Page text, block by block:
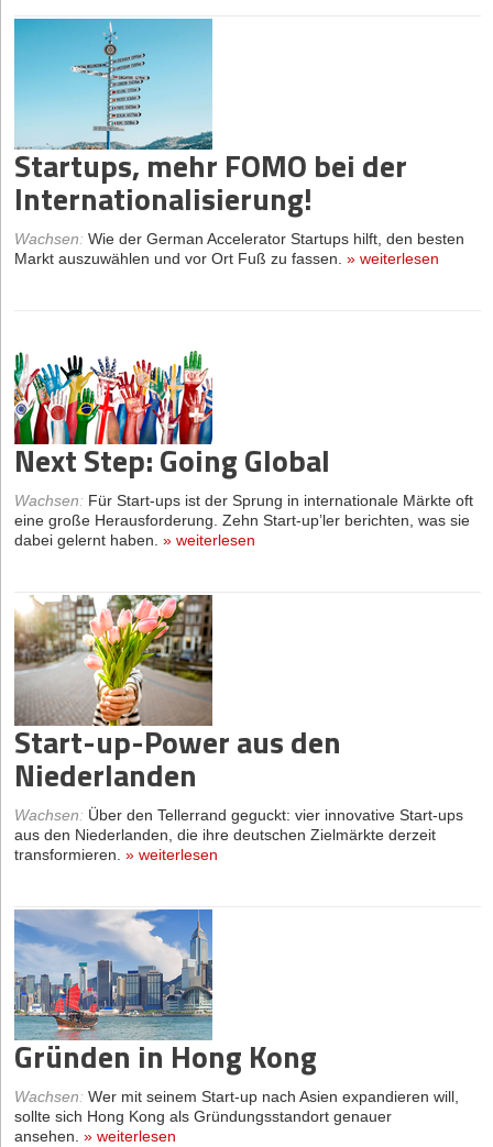
Startups, mehr FOMO bei der
Internationalisierung!
Wachsen: Wie der German Accelerator Startups hilft, den besten
Markt auszuwählen und vor Ort Fuß zu fassen. » weiterlesen
Next Step: Going Global
Wachsen: Für Start-ups ist der Sprung in internationale Märkte oft
eine große Herausforderung. Zehn Start-up’ler berichten, was sie
dabei gelernt haben. » weiterlesen
Start-up-Power aus den
Niederlanden
Wachsen: Über den Tellerrand geguckt: vier innovative Start-ups
aus den Niederlanden, die ihre deutschen Zielmärkte derzeit
transformieren. » weiterlesen
Gründen in Hong Kong
Wachsen: Wer mit seinem Start-up nach Asien expandieren will,
sollte sich Hong Kong als Gründungsstandort genauer
ansehen. » weiterlesen